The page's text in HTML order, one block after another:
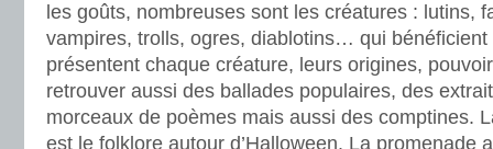
les goûts, nombreuses sont les créatures : lutins,
vampires, trolls, ogres, diablotins… qui bénéficient
présentent chaque créature, leurs origines,
retrouver aussi des ballades populaires, des
morceaux de poèmes mais aussi des comptines.
est le folklore autour d’Halloween. La promenade